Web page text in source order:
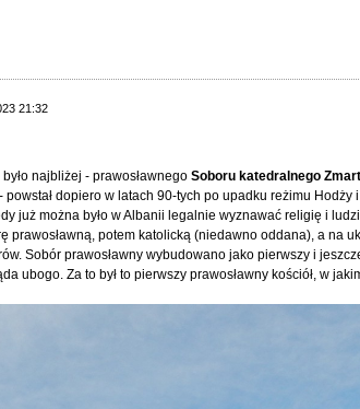
21:32
najbliżej - prawosławnegoSoboru katedralnego
powstał dopiero w latach 90-tych po upadku reżimu
już można było w Albanii legalnie wyznawać religię i
prawosławną, potem katolicką (niedawno oddana), a na
Sobór prawosławny wybudowano jako pierwszy i
ubogo. Za to był to pierwszy prawosławny kościół, w